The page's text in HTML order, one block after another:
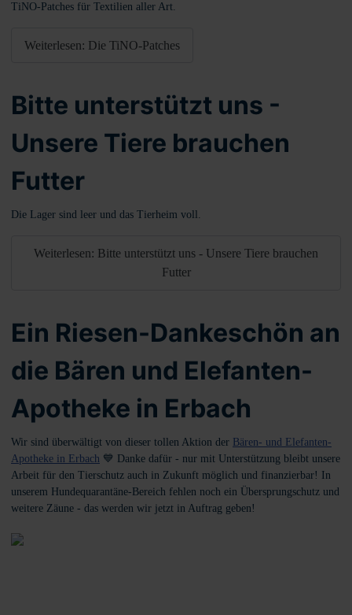
TiNO-Patches für Textilien aller Art.
Weiterlesen: Die TiNO-Patches
Bitte unterstützt uns -
Unsere Tiere brauchen
Futter
Die Lager sind leer und das Tierheim voll.
Weiterlesen: Bitte unterstützt uns - Unsere Tiere brauchen
Futter
Ein Riesen-Dankeschön an
die Bären und Elefanten-
Apotheke in Erbach
Wir sind überwältigt von dieser tollen Aktion der Bären- und Elefanten-
Apotheke in Erbach 💙 Danke dafür - nur mit Unterstützung bleibt unsere
Arbeit für den Tierschutz auch in Zukunft möglich und finanzierbar! In
unserem Hundequarantäne-Bereich fehlen noch ein Übersprungschutz und
weitere Zäune - das werden wir jetzt in Auftrag geben!